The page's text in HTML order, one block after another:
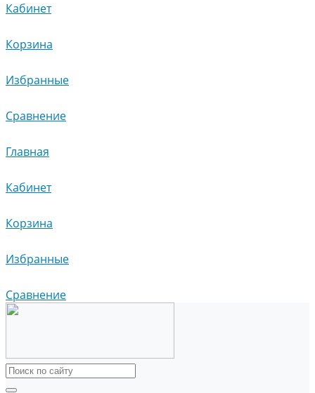
Кабинет
Корзина
Избранные
Сравнение
Главная
Кабинет
Корзина
Избранные
Сравнение